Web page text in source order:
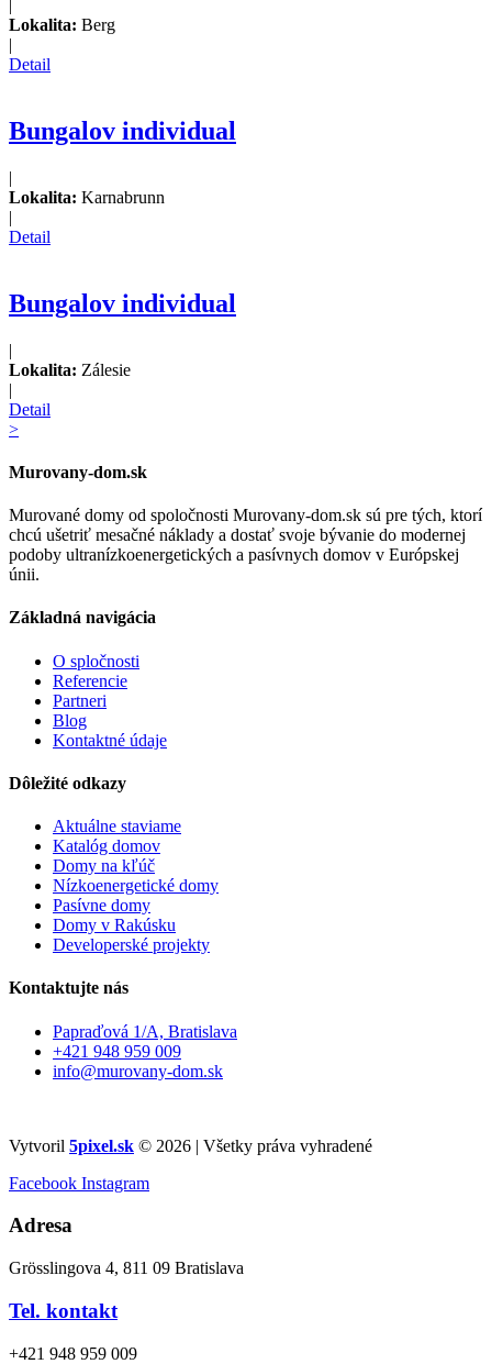
Lokalita: Berg
|
Detail
Bungalov individual
|
Lokalita: Karnabrunn
|
Detail
Bungalov individual
|
Lokalita: Zálesie
|
Detail
>
Murovany-dom.sk
Murované domy od spoločnosti Murovany-dom.sk sú pre tých, ktorí
chcú ušetriť mesačné náklady a dostať svoje bývanie do modernej
podoby ultranízkoenergetických a pasívnych domov v Európskej
únii.
Základná navigácia
O spločnosti
Referencie
Partneri
Blog
Kontaktné údaje
Dôležité odkazy
Aktuálne staviame
Katalóg domov
Domy na kľúč
Nízkoenergetické domy
Pasívne domy
Domy v Rakúsku
Developerské projekty
Kontaktujte nás
Papraďová 1/A, Bratislava
+421 948 959 009
info@murovany-dom.sk
Vytvoril 5pixel.sk © 2026 | Všetky práva vyhradené
Facebook Instagram
Adresa
Grösslingova 4, 811 09 Bratislava
Tel. kontakt
+421 948 959 009